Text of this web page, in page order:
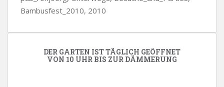
Bambusfest_2010, 2010
DER GARTEN IST TÄGLICH GEÖFFNET
VON 10 UHR BIS ZUR DÄMMERUNG